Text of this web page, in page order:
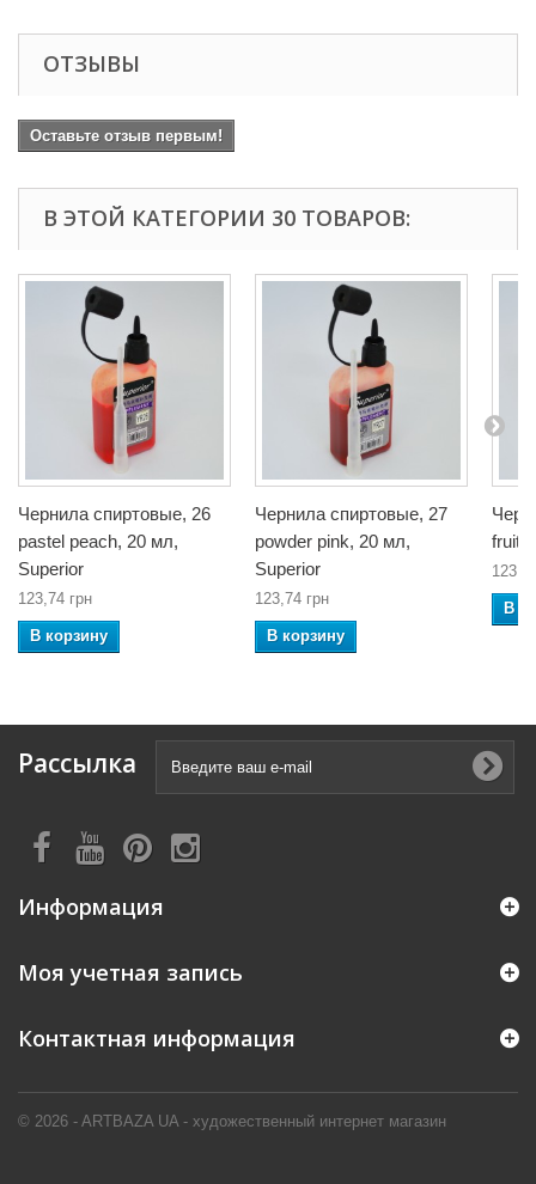
ОТЗЫВЫ
Оставьте отзыв первым!
В ЭТОЙ КАТЕГОРИИ 30 ТОВАРОВ:
Чернила спиртовые, 26
pastel peach, 20 мл,
Superior
123,74 грн
В корзину
Чернила спиртовые, 27
powder pink, 20 мл,
Superior
123,74 грн
В корзину
fruit
В
Рассылка
Информация
© 2026 - ARTBAZA UA - художественный интернет магазин
Моя учетная запись
Контактная информация